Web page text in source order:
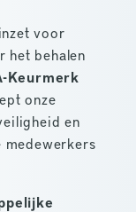
voor
het behalen
Keurmerk
onze
en
medewerkers